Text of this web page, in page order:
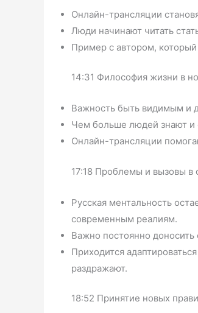
Онлайн-трансляции
Люди начинают читать
Пример с автором,
14:31 Философия жизни в
Важность быть видимым и
Чем больше людей знают и
Онлайн-трансляции
17:18 Проблемы и вызовы
Русская ментальность
современным реалиям.
Важно постоянно
Приходится
раздражают.
18:52 Принятие новых